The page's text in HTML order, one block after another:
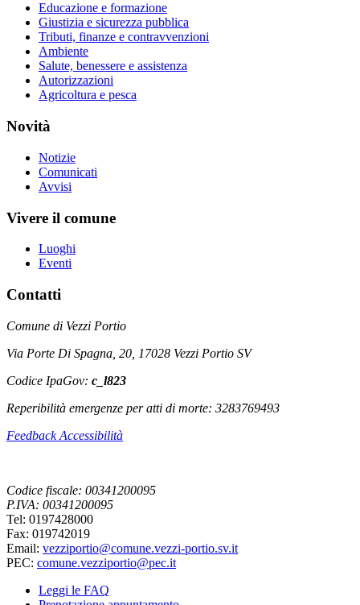
Educazione e formazione
Giustizia e sicurezza pubblica
Tributi, finanze e contravvenzioni
Ambiente
Salute, benessere e assistenza
Autorizzazioni
Agricoltura e pesca
Novità
Notizie
Comunicati
Avvisi
Vivere il comune
Luoghi
Eventi
Contatti
Comune di Vezzi Portio
Via Porte Di Spagna, 20, 17028 Vezzi Portio SV
Codice IpaGov: c_l823
Reperibilità emergenze per atti di morte: 3283769493
Feedback Accessibilità
Codice fiscale: 00341200095
P.IVA: 00341200095
Tel: 0197428000
Fax: 019742019
Email: vezziportio@comune.vezzi-portio.sv.it
PEC: comune.vezziportio@pec.it
Leggi le FAQ